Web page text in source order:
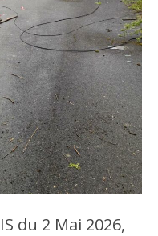
du 2 Mai 2026,